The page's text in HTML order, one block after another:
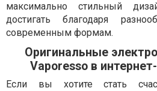
максимально стильный
достигать благодаря
современным формам.
Оригинальные
Vaporesso в
Если вы хотите стать